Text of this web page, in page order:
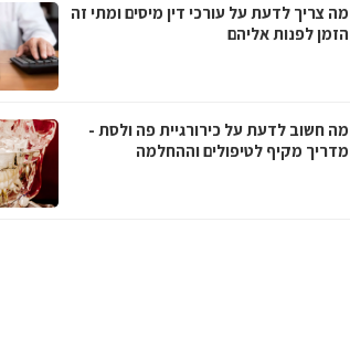
מה צריך לדעת על עורכי דין מיסים ומתי זה
הזמן לפנות אליהם
מה חשוב לדעת על כירורגיית פה ולסת -
מדריך מקיף לטיפולים וההחלמה